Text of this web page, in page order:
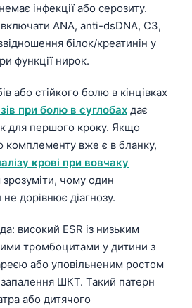
інфекції або серозиту.
ANA, anti-dsDNA, C3,
білок/креатинін у
функції нирок.
або стійкого болю в кінцівках
при болю в суглобах дає
для першого кроку. Якщо
комплементу вже є в бланку,
крові при вовчаку
чому один
дорівнює діагнозу.
високий ESR із низьким
тромбоцитами у дитини з
або уповільненим ростом
ШКТ. Такий патерн
або дитячого